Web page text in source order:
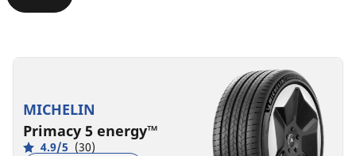
MICHELIN
Primacy 5 energy™
4.9/5 (30)